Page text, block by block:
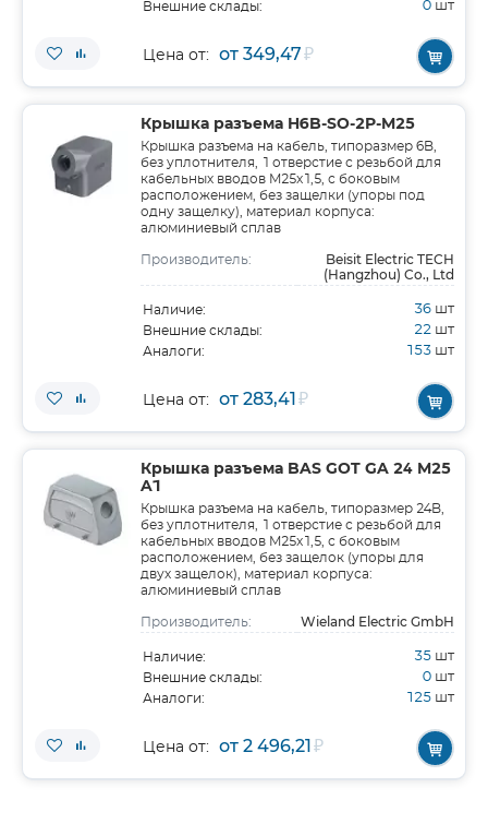
Внешние склады: 0 шт
Цена от: от 349,47₽
Крышка разъема H6B-SO-2P-M25
Крышка разъема на кабель, типоразмер 6B,
без уплотнителя, 1 отверстие с резьбой для
кабельных вводов M25x1,5, с боковым
расположением, без защелки (упоры под
одну защелку), материал корпуса:
алюминиевый сплав
Производитель:
Beisit Electric TECH
(Hangzhou) Co., Ltd
Наличие: 36 шт
Внешние склады: 22 шт
Аналоги: 153 шт
Цена от: от 283,41₽
Крышка разъема BAS GOT GA 24 M25
A1
Крышка разъема на кабель, типоразмер 24B,
без уплотнителя, 1 отверстие с резьбой для
кабельных вводов M25x1,5, с боковым
расположением, без защелок (упоры для
двух защелок), материал корпуса:
алюминиевый сплав
Производитель: Wieland Electric GmbH
Наличие: 35 шт
Внешние склады: 0 шт
Аналоги: 125 шт
Цена от: от 2 496,21₽